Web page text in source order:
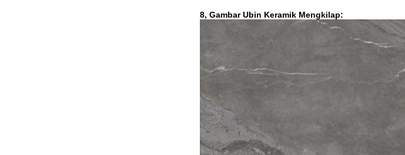
8, Gambar Ubin Keramik Mengkilap: